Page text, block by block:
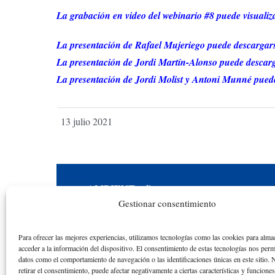
Gestionar consentimiento
Para ofrecer las mejores experiencias, utilizamos tecnologías como las cookies para
acceder a la información del dispositivo. El consentimiento de estas tecnologías nos
datos como el comportamiento de navegación o las identificaciones únicas en este sitio.
retirar el consentimiento, puede afectar negativamente a ciertas características y
La grabación en video del webinario #8 puede
La presentación de Rafael Mujeriego puede
La presentación de Jordi Martín-Alonso puede
La presentación de Jordi Molist y Antoni Munné
13 julio 2021
AMBIENTonline
reconocimiento a la actividad académica de los
alumnos y las alumnas de la ETS de Ingenieros
de Caminos de la Universidad Politécnica de